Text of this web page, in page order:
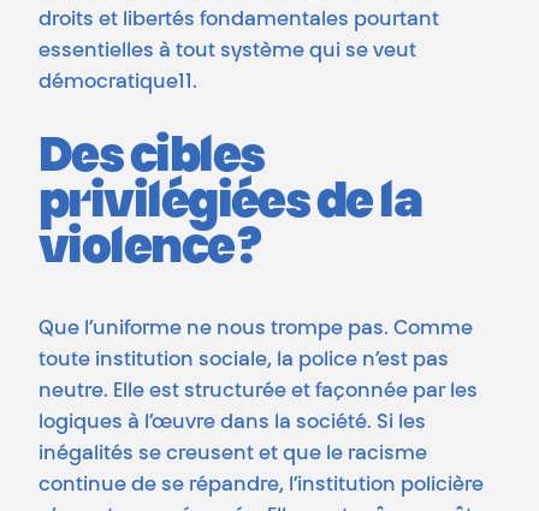
droits et libertés fondamentales pourtant
essentielles à tout système qui se veut
démocratique11.
Des cibles
privilégiées de la
violence ?
Que l’uniforme ne nous trompe pas. Comme
toute institution sociale, la police n’est pas
neutre. Elle est structurée et façonnée par les
logiques à l’œuvre dans la société. Si les
inégalités se creusent et que le racisme
continue de se répandre, l’institution policière